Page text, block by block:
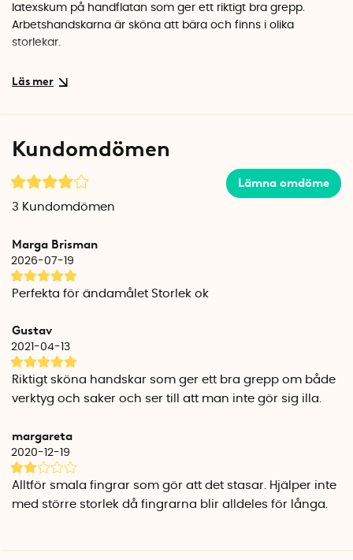
latexskum på handflatan som ger ett riktigt bra grepp.
Arbetshandskarna är sköna att bära och finns i olika
storlekar.
7 - small
11 - XXlarge
De CE-märkta arbetshandskarna är tillverkade av det
svenska företaget HESTRA som i över 80 år har tillverkat
Om Hestra
Hestra är ett svenskt handskföretag med rötter i Småland.
prestanda i alla sammanhang.
hela vårt sortiment av Hestra-handskar
Kundomdömen
Lämna omdöme
3 Kundomdömen
Marga Brisman
2026-07-19
Perfekta för ändamålet Storlek ok
Gustav
2021-04-13
Riktigt sköna handskar som ger ett bra grepp om både
verktyg och saker och ser till att man inte gör sig illa.
margareta
2020-12-19
Alltför smala fingrar som gör att det stasar. Hjälper inte
med större storlek då fingrarna blir alldeles för långa.